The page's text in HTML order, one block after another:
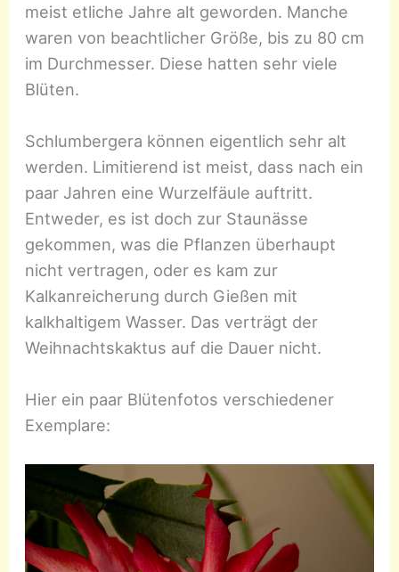
meist etliche Jahre alt geworden. Manche
waren von beachtlicher Größe, bis zu 80 cm
im Durchmesser. Diese hatten sehr viele
Blüten.
Schlumbergera können eigentlich sehr alt
werden. Limitierend ist meist, dass nach ein
paar Jahren eine Wurzelfäule auftritt.
Entweder, es ist doch zur Staunässe
gekommen, was die Pflanzen überhaupt
nicht vertragen, oder es kam zur
Kalkanreicherung durch Gießen mit
kalkhaltigem Wasser. Das verträgt der
Weihnachtskaktus auf die Dauer nicht.
Hier ein paar Blütenfotos verschiedener
Exemplare: